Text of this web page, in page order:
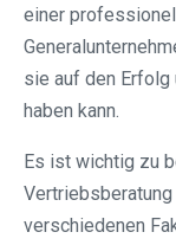
einer
sie auf den Erfolg
haben kann.
Es ist wichtig zu
Vertriebsberatung
verschiedenen